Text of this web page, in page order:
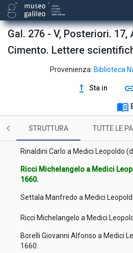
Gal. 276 - V, Posteriori.
Cimento. Lettere
Provenienza: Biblioteca
upgrade Sta in
menu_book
STRUTTURA TUTTE LE
Magalotti Lorenzo a Medici
1660.
Ricci Michelangelo a Medici
1660.
Ricci Michelangelo a Medici
Huygens Christiaan a Medici
Ricci Michelangelo a Medici
Rinaldini Carlo a Medici Leopoldo
Ricci Michelangelo a Medici
1660.
Settala Manfredo a Medici
Ricci Michelangelo a Medici
Borelli Giovanni Alfonso a Medici
1660.